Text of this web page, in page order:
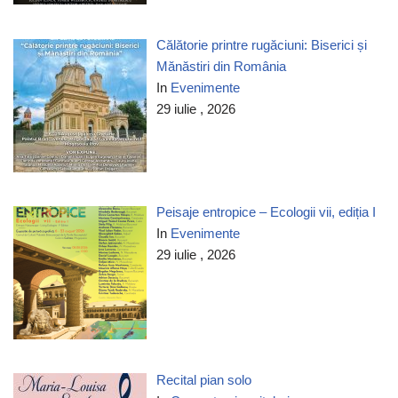
Călătorie printre rugăciuni: Biserici și
Mănăstiri din România
In Evenimente
29 iulie , 2026
Peisaje entropice – Ecologii vii, ediția I
In Evenimente
29 iulie , 2026
Recital pian solo